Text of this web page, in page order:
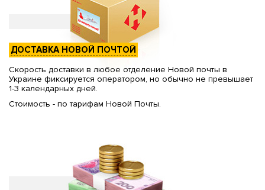
ДОСТАВКА НОВОЙ ПОЧТОЙ
Скорость доставки в любое отделение Новой почты в
Украине фиксируется оператором, но обычно не превышает
1-3 календарных дней.
Стоимость - по тарифам Новой Почты.